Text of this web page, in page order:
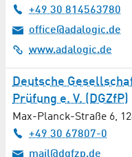
Augenoptiker
Ausstattung /
+49 30 814563780
office@adalogic.de
www.adalogic.de
Deutsche
Prüfung e. V. (DGZfP)
Max-Planck-Straße 6,
+49 30 67807-0
mail@dgfzp.de